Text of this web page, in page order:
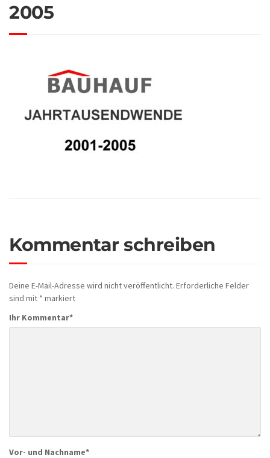
2005
Kommentar schreiben
Deine E-Mail-Adresse wird nicht veröffentlicht. Erforderliche Felder
sind mit * markiert
Ihr Kommentar*
Vor- und Nachname*